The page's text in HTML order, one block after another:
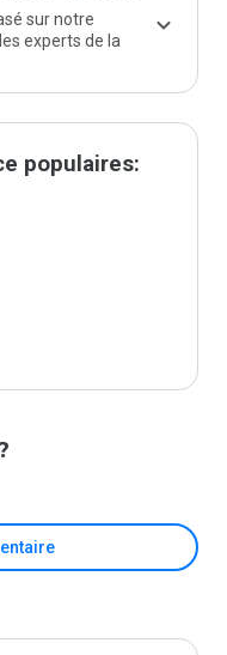
sur notre
experts de la
populaires: